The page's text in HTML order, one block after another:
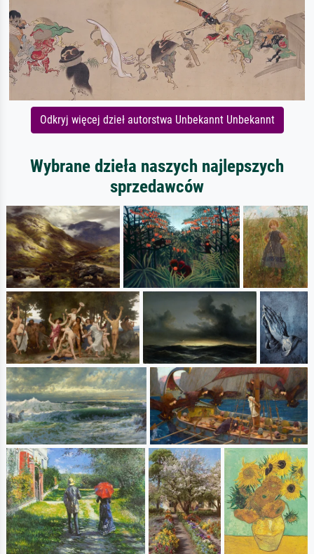
Odkryj więcej dzieł autorstwa Unbekannt Unbekannt
Wybrane dzieła naszych najlepszych
sprzedawców